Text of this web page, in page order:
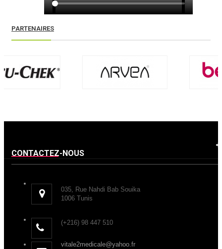
PARTENAIRES
CONTACTEZ-NOUS
035, Rue Nahdi Bab Souika
1006 Tunis
(+216) 98 447 510
vitale2medicale@yahoo.fr